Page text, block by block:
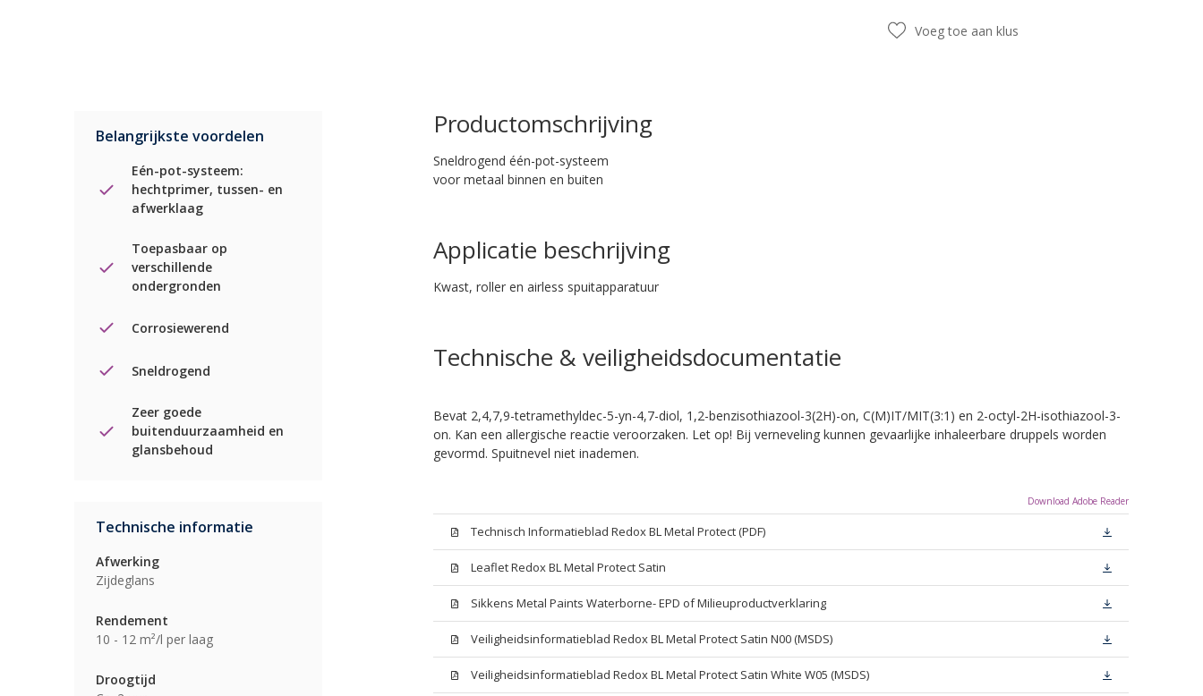
Voeg toe aan klus
Belangrijkste voordelen
Eén-pot-systeem:
hechtprimer, tussen- en
afwerklaag
Toepasbaar op
verschillende
ondergronden
Corrosiewerend
Sneldrogend
Zeer goede
buitenduurzaamheid en
glansbehoud
Technische informatie
Afwerking
Zijdeglans
Rendement
10 - 12 m²/l per laag
Droogtijd
Productomschrijving
Sneldrogend één-pot-systeem
voor metaal binnen en buiten
Applicatie beschrijving
Kwast, roller en airless spuitapparatuur
Technische & veiligheidsdocumentatie
Bevat 2,4,7,9-tetramethyldec-5-yn-4,7-diol, 1,2-benzisothiazool-3(2H)-on, C(M)IT/MIT(3:1) en 2-octyl-2H-isothiazool-3-
on. Kan een allergische reactie veroorzaken. Let op! Bij verneveling kunnen gevaarlijke inhaleerbare druppels worden
gevormd. Spuitnevel niet inademen.
Download Adobe Reader
Technisch Informatieblad Redox BL Metal Protect (PDF)
Leaflet Redox BL Metal Protect Satin
Sikkens Metal Paints Waterborne- EPD of Milieuproductverklaring
Veiligheidsinformatieblad Redox BL Metal Protect Satin N00 (MSDS)
Veiligheidsinformatieblad Redox BL Metal Protect Satin White W05 (MSDS)